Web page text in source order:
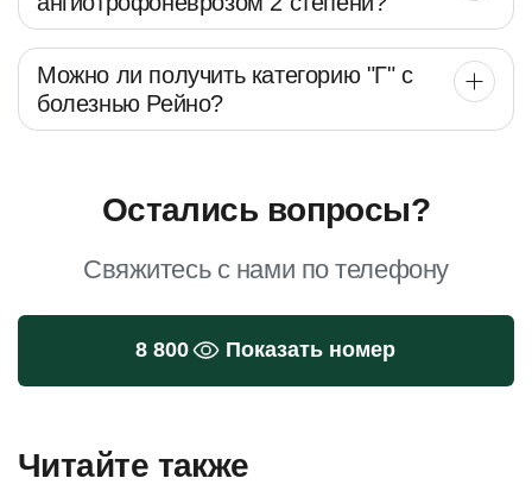
Можно ли получить категорию "Г" с
болезнью Рейно?
Остались вопросы?
Свяжитесь с нами по телефону
8 800 Показать номер
Читайте также